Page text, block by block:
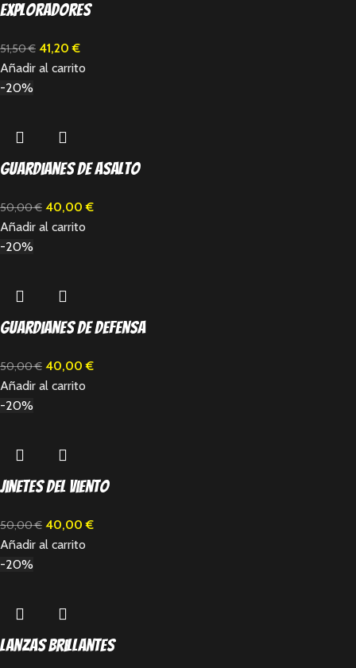
Exploradores
51,50€ 41,20€
Añadir al carrito
-20%
Guardianes de Asalto
50,00€ 40,00€
Añadir al carrito
-20%
Guardianes de Defensa
50,00€ 40,00€
Añadir al carrito
-20%
Jinetes del viento
50,00€ 40,00€
Añadir al carrito
-20%
Lanzas Brillantes